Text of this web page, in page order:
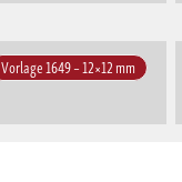
Vorlage 1649 – 12×12 mm